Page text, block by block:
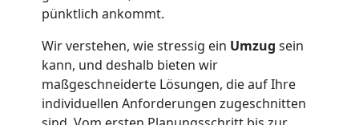
pünktlich ankommt.
Wir verstehen, wie stressig ein Umzug sein
kann, und deshalb bieten wir
maßgeschneiderte Lösungen, die auf Ihre
individuellen Anforderungen zugeschnitten
Wiener
Neustadt